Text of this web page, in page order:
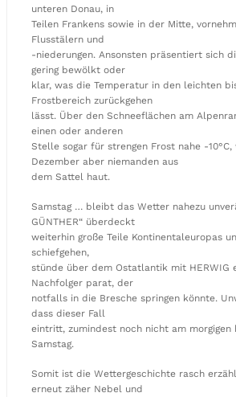
unteren Donau, in
Teilen Frankens sowie in der Mitte,
Flusstälern und
-niederungen. Ansonsten präsentiert sich
gering bewölkt oder
klar, was die Temperatur in den leichten
Frostbereich zurückgehen
lässt. Über den Schneeflächen am
einen oder anderen
Stelle sogar für strengen Frost nahe -10°C,
Dezember aber niemanden aus
dem Sattel haut.
Samstag … bleibt das Wetter nahezu
GÜNTHER“ überdeckt
weiterhin große Teile Kontinentaleuropas
schiefgehen,
stünde über dem Ostatlantik mit HERWIG
Nachfolger parat, der
notfalls in die Bresche springen könnte.
dass dieser Fall
eintritt, zumindest noch nicht am morgigen
Samstag.
Somit ist die Wettergeschichte rasch
erneut zäher Nebel und